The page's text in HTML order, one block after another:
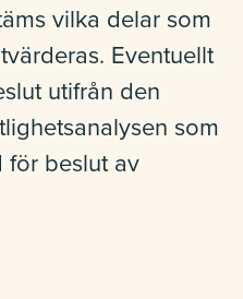
vilka delar som
Eventuellt
utifrån den
som
för beslut av